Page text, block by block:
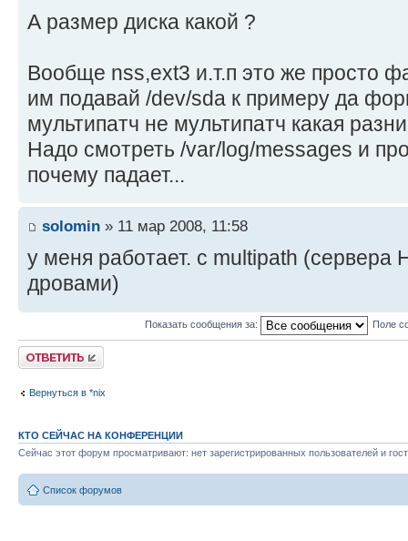
А размер диска какой ?
Вообще nss,ext3 и.т.п это же просто
им подавай /dev/sda к примеру да
мультипатч не мультипатч какая
Надо смотреть /var/log/messages и
почему падает...
solomin » 11 мар 2008, 11:58
у меня работает. с multipath (сервера
дровами)
Показать сообщения за: Поле
Ответить
Вернуться в *nix
КТО СЕЙЧАС НА КОНФЕРЕНЦИИ
Сейчас этот форум просматривают: нет зарегистрированных пользователей и
Список форумов